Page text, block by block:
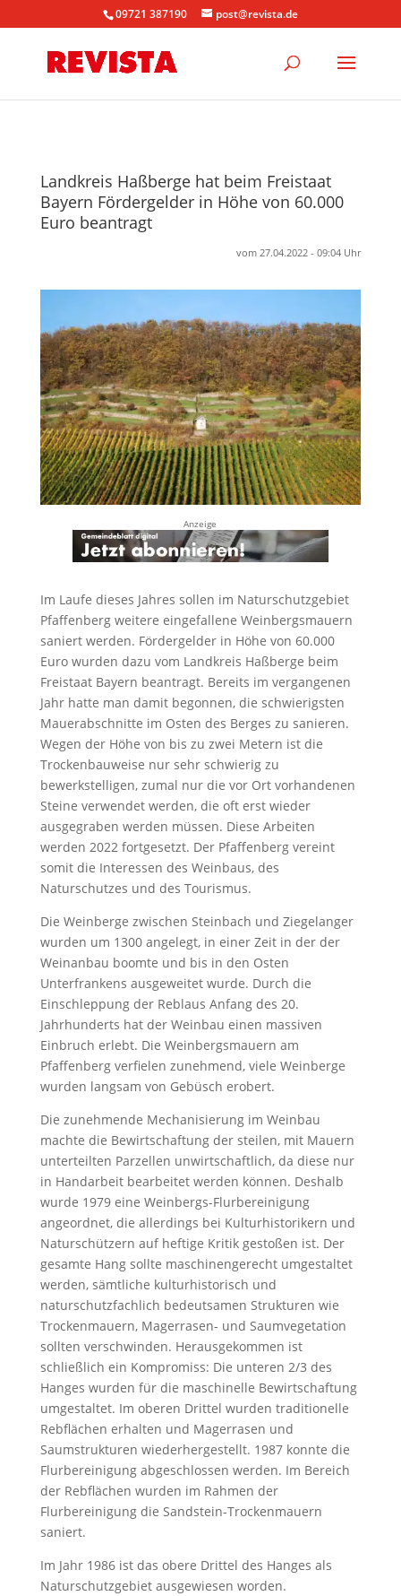
09721 387190 post@revista.de
Landkreis Haßberge hat beim Freistaat
Bayern Fördergelder in Höhe von 60.000
Euro beantragt
vom 27.04.2022 - 09:04 Uhr
Anzeige
Im Laufe dieses Jahres sollen im Naturschutzgebiet
Pfaffenberg weitere eingefallene Weinbergsmauern
saniert werden. Fördergelder in Höhe von 60.000
Euro wurden dazu vom Landkreis Haßberge beim
Freistaat Bayern beantragt. Bereits im vergangenen
Jahr hatte man damit begonnen, die schwierigsten
Mauerabschnitte im Osten des Berges zu sanieren.
Wegen der Höhe von bis zu zwei Metern ist die
Trockenbauweise nur sehr schwierig zu
bewerkstelligen, zumal nur die vor Ort vorhandenen
Steine verwendet werden, die oft erst wieder
ausgegraben werden müssen. Diese Arbeiten
werden 2022 fortgesetzt. Der Pfaffenberg vereint
somit die Interessen des Weinbaus, des
Naturschutzes und des Tourismus.
Die Weinberge zwischen Steinbach und Ziegelanger
wurden um 1300 angelegt, in einer Zeit in der der
Weinanbau boomte und bis in den Osten
Unterfrankens ausgeweitet wurde. Durch die
Einschleppung der Reblaus Anfang des 20.
Jahrhunderts hat der Weinbau einen massiven
Einbruch erlebt. Die Weinbergsmauern am
Pfaffenberg verfielen zunehmend, viele Weinberge
wurden langsam von Gebüsch erobert.
Die zunehmende Mechanisierung im Weinbau
machte die Bewirtschaftung der steilen, mit Mauern
unterteilten Parzellen unwirtschaftlich, da diese nur
in Handarbeit bearbeitet werden können. Deshalb
wurde 1979 eine Weinbergs-Flurbereinigung
angeordnet, die allerdings bei Kulturhistorikern und
Naturschützern auf heftige Kritik gestoßen ist. Der
gesamte Hang sollte maschinengerecht umgestaltet
werden, sämtliche kulturhistorisch und
naturschutzfachlich bedeutsamen Strukturen wie
Trockenmauern, Magerrasen- und Saumvegetation
sollten verschwinden. Herausgekommen ist
schließlich ein Kompromiss: Die unteren 2/3 des
Hanges wurden für die maschinelle Bewirtschaftung
umgestaltet. Im oberen Drittel wurden traditionelle
Rebflächen erhalten und Magerrasen und
Saumstrukturen wiederhergestellt. 1987 konnte die
Flurbereinigung abgeschlossen werden. Im Bereich
der Rebflächen wurden im Rahmen der
Flurbereinigung die Sandstein-Trockenmauern
saniert.
Im Jahr 1986 ist das obere Drittel des Hanges als
Naturschutzgebiet ausgewiesen worden.